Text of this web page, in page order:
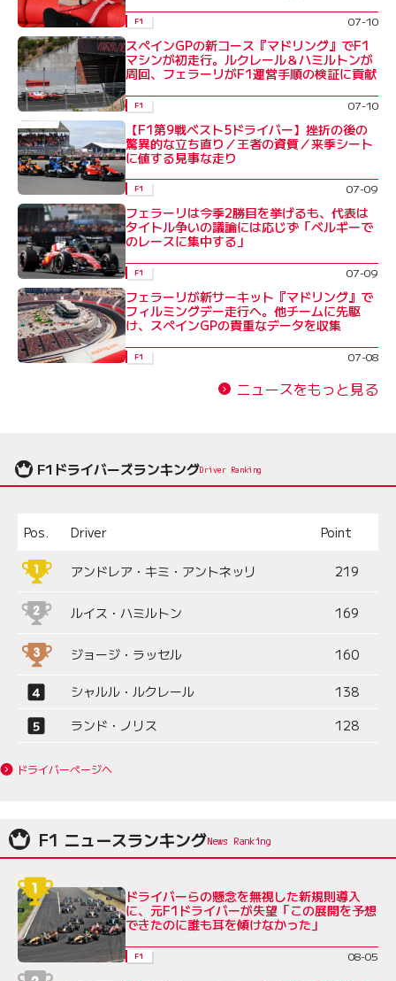
F1 07-10
スペインGPの新コース『マドリング』でF1
マシンが初走行。ルクレール＆ハミルトンが
周回、フェラーリがF1運営手順の検証に貢献
F1 07-10
【F1第9戦ベスト5ドライバー】挫折の後の
驚異的な立ち直り／王者の資質／来季シート
に値する見事な走り
F1 07-09
フェラーリは今季2勝目を挙げるも、代表は
タイトル争いの議論には応じず「ベルギーで
のレースに集中する」
F1 07-09
フェラーリが新サーキット『マドリング』で
フィルミングデー走行へ。他チームに先駆
け、スペインGPの貴重なデータを収集
F1 07-08
ニュースをもっと見る
F1ドライバーズランキングDriver Ranking
Pos. Driver Point
アンドレア・キミ・アントネッリ 219
ルイス・ハミルトン 169
ジョージ・ラッセル 160
シャルル・ルクレール
138
ランド・ノリス
128
ドライバーページへ
F1 ニュースランキング
ドライバーらの懸念を無視した新規則導入
に、元F1ドライバーが失望「この展開を予想
できたのに誰も耳を傾けなかった」
F1 08-05